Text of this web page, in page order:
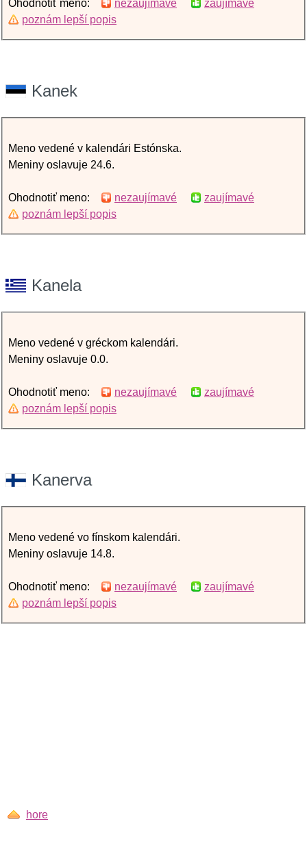
Ohodnotiť meno: nezaujímavé
zaujímavé
poznám lepší popis
Kanek
Meno vedené v kalendári Estónska.
Meniny oslavuje 24.6.
Ohodnotiť meno: nezaujímavé
zaujímavé
poznám lepší popis
Kanela
Meno vedené v gréckom kalendári.
Meniny oslavuje 0.0.
Ohodnotiť meno: nezaujímavé
zaujímavé
poznám lepší popis
Kanerva
Meno vedené vo fínskom kalendári.
Meniny oslavuje 14.8.
Ohodnotiť meno: nezaujímavé
zaujímavé
poznám lepší popis
hore